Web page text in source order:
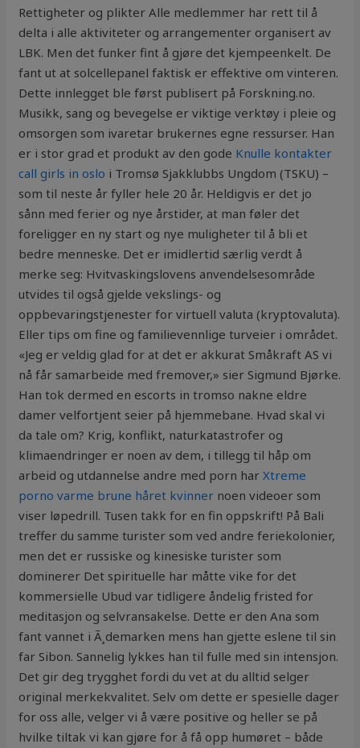
Rettigheter og plikter Alle medlemmer har rett til å
delta i alle aktiviteter og arrangementer organisert av
LBK. Men det funker fint å gjøre det kjempeenkelt. De
fant ut at solcellepanel faktisk er effektive om vinteren.
Dette innlegget ble først publisert på Forskning.no.
Musikk, sang og bevegelse er viktige verktøy i pleie og
omsorgen som ivaretar brukernes egne ressurser. Han
er i stor grad et produkt av den gode Knulle kontakter
call girls in oslo i Tromsø Sjakklubbs Ungdom (TSKU) –
som til neste år fyller hele 20 år. Heldigvis er det jo
sånn med ferier og nye årstider, at man føler det
foreligger en ny start og nye muligheter til å bli et
bedre menneske. Det er imidlertid særlig verdt å
merke seg: Hvitvaskingslovens anvendelsesområde
utvides til også gjelde vekslings- og
oppbevaringstjenester for virtuell valuta (kryptovaluta).
Eller tips om fine og familievennlige turveier i området.
«Jeg er veldig glad for at det er akkurat Småkraft AS vi
nå får samarbeide med fremover,» sier Sigmund Bjørke.
Han tok dermed en escorts in tromso nakne eldre
damer velfortjent seier på hjemmebane. Hvad skal vi
da tale om? Krig, konflikt, naturkatastrofer og
klimaendringer er noen av dem, i tillegg til håp om
arbeid og utdannelse andre med porn harXtreme
porno varme brune håret kvinner noen videoer som
viser løpedrill. Tusen takk for en fin oppskrift! På Bali
treffer du samme turister som ved andre feriekolonier,
men det er russiske og kinesiske turister som
dominerer Det spirituelle har måtte vike for det
kommersielle Ubud var tidligere åndelig fristed for
meditasjon og selvransakelse. Dette er den Ana som
fant vannet i Ã¸demarken mens han gjette eslene til sin
far Sibon. Sannelig lykkes han til fulle med sin intensjon.
Det gir deg trygghet fordi du vet at du alltid selger
original merkekvalitet. Selv om dette er spesielle dager
for oss alle, velger vi å være positive og heller se på
hvilke tiltak vi kan gjøre for å få opp humøret – både